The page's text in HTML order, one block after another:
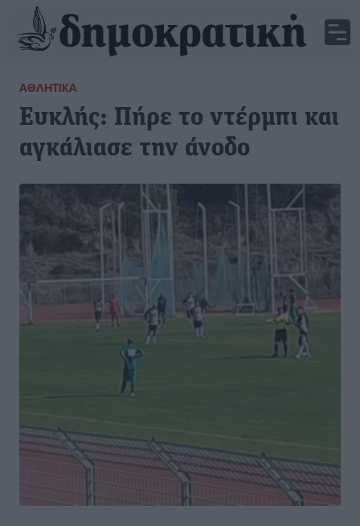
ΑΘΛΗΤΙΚΆ
Ευκλής: Πήρε το ντέρμπι και
αγκάλιασε την άνοδο